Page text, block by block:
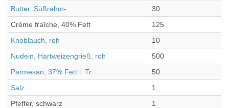
Butter, Süßrahm-
30
Crème fraîche, 40% Fett
125
Knoblauch, roh
10
Nudeln, Hartweizengrieß, roh
500
Parmesan, 37% Fett i. Tr.
50
Salz
1
Pfeffer, schwarz
1